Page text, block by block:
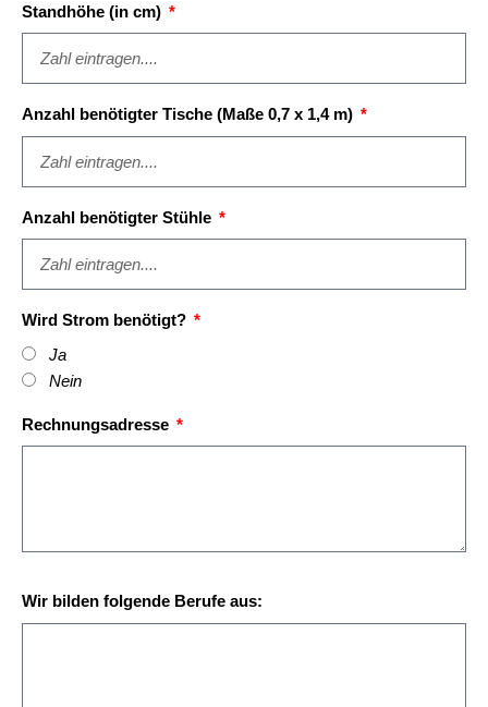
Standhöhe (in cm)
Anzahl benötigter Tische (Maße 0,7 x 1,4 m)
Anzahl benötigter Stühle
Wird Strom benötigt?
Ja
Nein
Rechnungsadresse
Wir bilden folgende Berufe aus: